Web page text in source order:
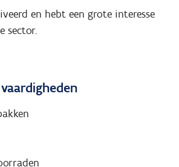
en hebt een grote interesse
sector.